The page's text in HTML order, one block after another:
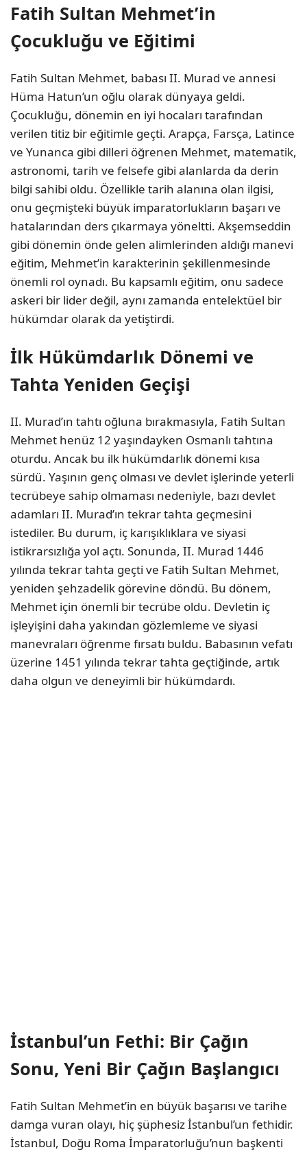
Fatih Sultan Mehmet’in
Çocukluğu ve Eğitimi
Fatih Sultan Mehmet, babası II. Murad ve annesi
Hüma Hatun’un oğlu olarak dünyaya geldi.
Çocukluğu, dönemin en iyi hocaları tarafından
verilen titiz bir eğitimle geçti. Arapça, Farsça, Latince
ve Yunanca gibi dilleri öğrenen Mehmet, matematik,
astronomi, tarih ve felsefe gibi alanlarda da derin
bilgi sahibi oldu. Özellikle tarih alanına olan ilgisi,
onu geçmişteki büyük imparatorlukların başarı ve
hatalarından ders çıkarmaya yöneltti. Akşemseddin
gibi dönemin önde gelen alimlerinden aldığı manevi
eğitim, Mehmet’in karakterinin şekillenmesinde
önemli rol oynadı. Bu kapsamlı eğitim, onu sadece
askeri bir lider değil, aynı zamanda entelektüel bir
hükümdar olarak da yetiştirdi.
İlk Hükümdarlık Dönemi ve
Tahta Yeniden Geçişi
II. Murad’ın tahtı oğluna bırakmasıyla, Fatih Sultan
Mehmet henüz 12 yaşındayken Osmanlı tahtına
oturdu. Ancak bu ilk hükümdarlık dönemi kısa
sürdü. Yaşının genç olması ve devlet işlerinde yeterli
tecrübeye sahip olmaması nedeniyle, bazı devlet
adamları II. Murad’ın tekrar tahta geçmesini
istediler. Bu durum, iç karışıklıklara ve siyasi
istikrarsızlığa yol açtı. Sonunda, II. Murad 1446
yılında tekrar tahta geçti ve Fatih Sultan Mehmet,
yeniden şehzadelik görevine döndü. Bu dönem,
Mehmet için önemli bir tecrübe oldu. Devletin iç
işleyişini daha yakından gözlemleme ve siyasi
manevraları öğrenme fırsatı buldu. Babasının vefatı
üzerine 1451 yılında tekrar tahta geçtiğinde, artık
daha olgun ve deneyimli bir hükümdardı.
İstanbul’un Fethi: Bir Çağın
Sonu, Yeni Bir Çağın Başlangıcı
Fatih Sultan Mehmet’in en büyük başarısı ve tarihe
damga vuran olayı, hiç şüphesiz İstanbul’un fethidir.
İstanbul, Doğu Roma İmparatorluğu’nun başkenti